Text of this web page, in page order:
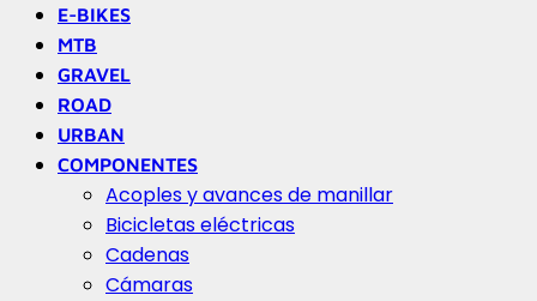
E-BIKES
MTB
GRAVEL
ROAD
URBAN
COMPONENTES
Acoples y avances de manillar
Bicicletas eléctricas
Cadenas
Cámaras